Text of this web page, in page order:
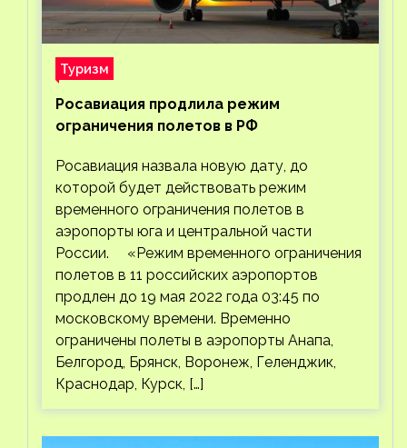
Туризм
Росавиация продлила режим
ограничения полетов в РФ
Росавиация назвала новую дату, до
которой будет действовать режим
временного ограничения полетов в
аэропорты юга и центральной части
России. «Режим временного ограничения
полетов в 11 российских аэропортов
продлен до 19 мая 2022 года 03:45 по
московскому времени. Временно
ограничены полеты в аэропорты Анапа,
Белгород, Брянск, Воронеж, Геленджик,
Краснодар, Курск, […]